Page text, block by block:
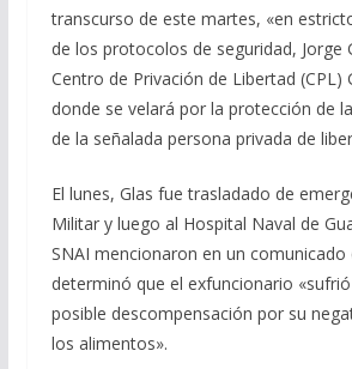
transcurso de este martes, «en
de los protocolos de seguridad, Jorge
Centro de Privación de Libertad (CPL)
donde se velará por la protección de
de la señalada persona privada de
El lunes, Glas fue trasladado de
Militar y luego al Hospital Naval de
SNAI mencionaron en un comunicado
determinó que el exfuncionario
posible descompensación por su
los alimentos».